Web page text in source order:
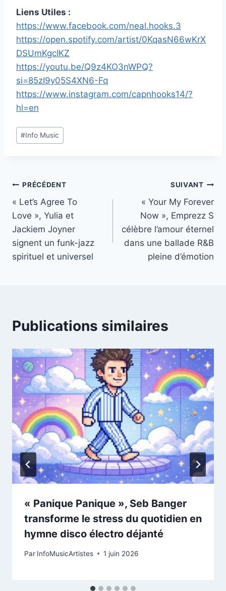
Liens Utiles :
https://www.facebook.com/neal.hooks.3
https://open.spotify.com/artist/0KqasN66wKrX
DSUmKgcIKZ
https://youtu.be/Q9z4KO3nWPQ?
si=85zI9y05S4XN6-Fq
https://www.instagram.com/capnhooks14/?
hl=en
Étiquettes
de
#Info Music
Navigation
de
l’article
PRÉCÉDENT
« Let’s Agree To
Love », Yulia et
Jackiem Joyner
signent un funk-jazz
spirituel et universel
SUIVANT
« Your My Forever
Now », Emprezz S
célèbre l’amour éternel
dans une ballade R&B
pleine d’émotion
Publications similaires
« Panique Panique », Seb Banger
transforme le stress du quotidien en
hymne disco électro déjanté
Par InfoMusicArtistes 1 juin 2026